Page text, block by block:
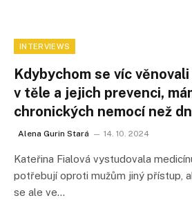
INTERVIEWS
Kdybychom se víc
v těle a jejich prevenci,
chronických nemocí než
Alena Gurin Stará 14. 10. 2024
Kateřina Fialová vystudovala
potřebují oproti mužům jiný přístup,
se ale ve…